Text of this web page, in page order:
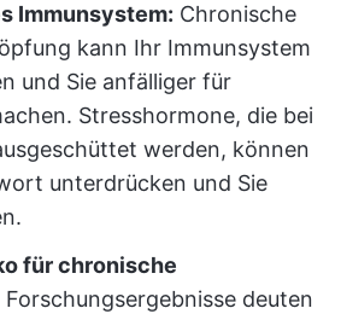
Immunsystem: Chronische
kann Ihr Immunsystem
und Sie anfälliger für
Stresshormone, die bei
werden, können
unterdrücken und Sie
für chronische
Forschungsergebnisse deuten